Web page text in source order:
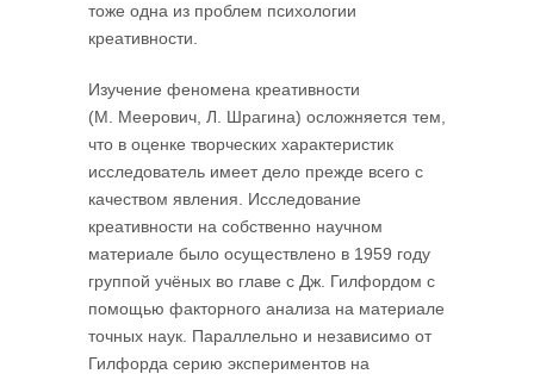
тоже одна из проблем психологии
креативности.
Изучение феномена креативности
(М. Меерович, Л. Шрагина) осложняется тем,
что в оценке творческих характеристик
исследователь имеет дело прежде всего с
качеством явления. Исследование
креативности на собственно научном
материале было осуществлено в 1959 году
группой учёных во главе с Дж. Гил­фордом с
помощью факторного анализа на материале
точных наук. Параллель­но и независимо от
Гилфорда серию экспериментов на